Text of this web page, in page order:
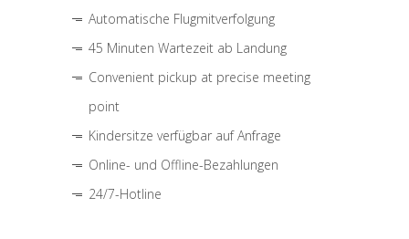
Automatische Flugmitverfolgung
45 Minuten Wartezeit ab Landung
Convenient pickup at precise meeting
point
Kindersitze verfügbar auf Anfrage
Online- und Offline-Bezahlungen
24/7-Hotline